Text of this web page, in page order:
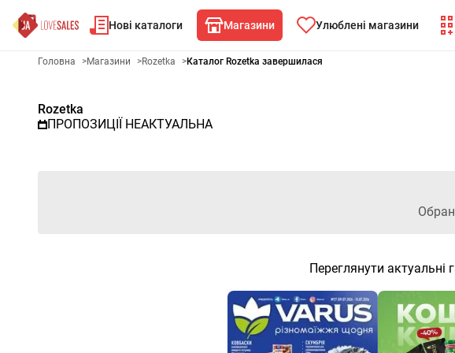
Нові каталоги Магазини Улюблені магазини
Рекламна газета Rozetka - Обраний
Головна >Магазини >Rozetka >Каталог Rozetka завершилася
Rozetka
ПРОПОЗИЦІЇ НЕАКТУАЛЬНА
Переглянути актуальні